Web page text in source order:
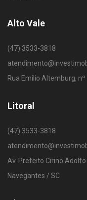
Alto Vale
(47) 3533-3818
Rua Emílio Altemburg,
Litoral
(47) 3533-3818
Av. Prefeito Cirino Adolfo
Navegantes / SC